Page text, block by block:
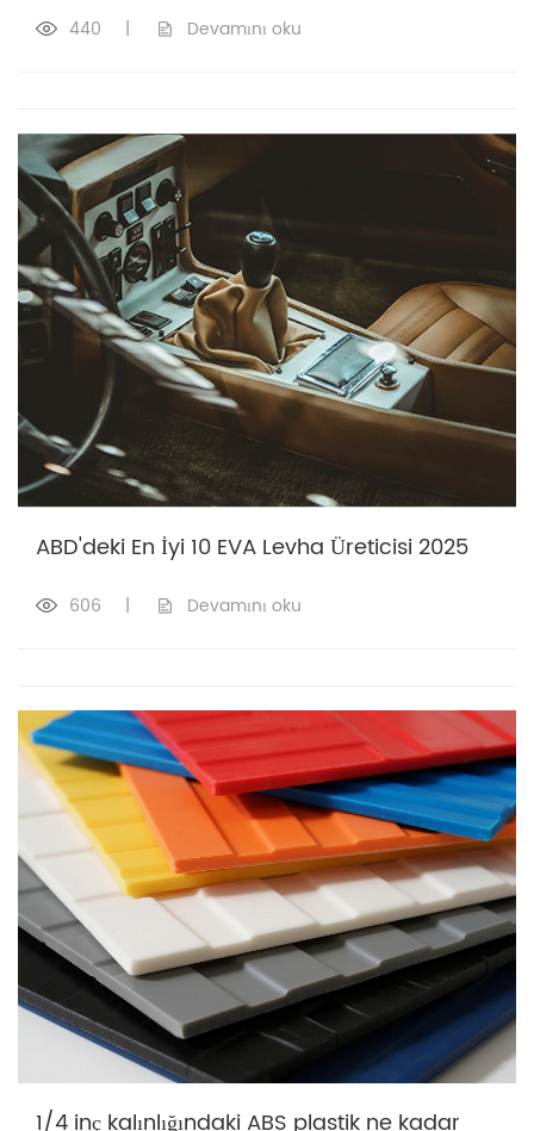
440 | Devamını oku
ABD'deki En İyi 10 EVA Levha Üreticisi 2025
606 | Devamını oku
1/4 inç kalınlığındaki ABS plastik ne kadar